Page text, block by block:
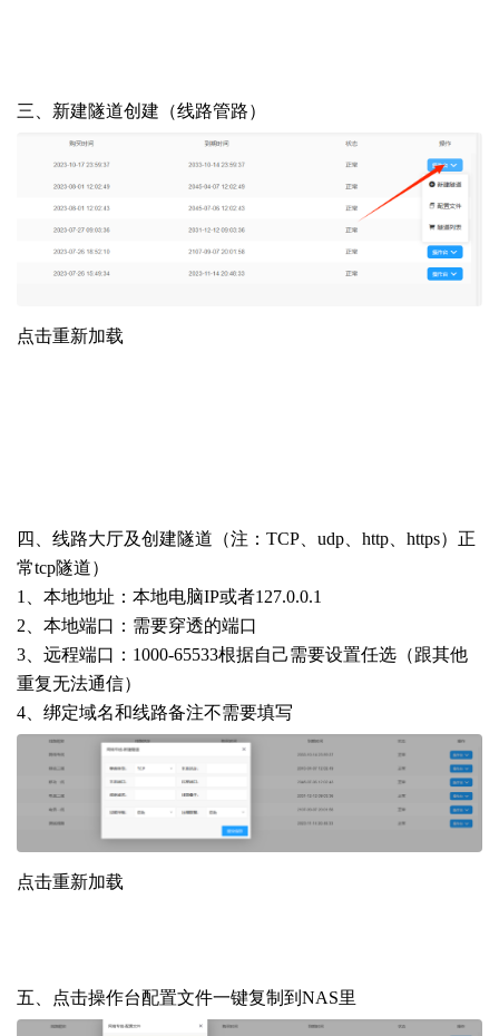
三、新建隧道创建（线路管路）
点击重新加载
四、线路大厅及创建隧道（注：TCP、udp、http、https）正
常tcp隧道）
1、本地地址：本地电脑IP或者127.0.0.1
2、本地端口：需要穿透的端口
3、远程端口：1000-65533根据自己需要设置任选（跟其他
重复无法通信）
4、绑定域名和线路备注不需要填写
点击重新加载
五、点击操作台配置文件一键复制到NAS里